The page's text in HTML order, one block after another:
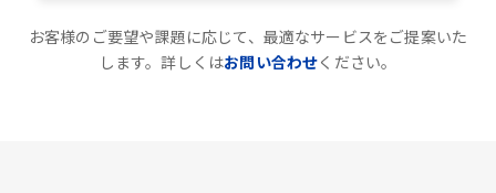
お客様のご要望や課題に応じて、最適なサービスをご提案いた
します。詳しくはお問い合わせください。